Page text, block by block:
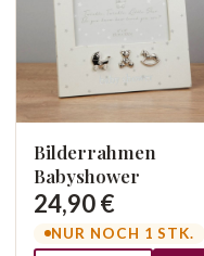
Bilderrahmen
Babyshower
24,90 €
NUR NOCH 1 STK.